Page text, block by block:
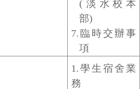
( 淡水校本
部)
7. 臨時交辦事
項
1.學生宿舍業
務